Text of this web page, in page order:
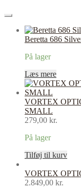
Beretta 686
På lager
Læs mere
VORTEX
SMALL
279,00 kr.
På lager
Tilføj til kurv
VORTEX
2.849,00 kr.